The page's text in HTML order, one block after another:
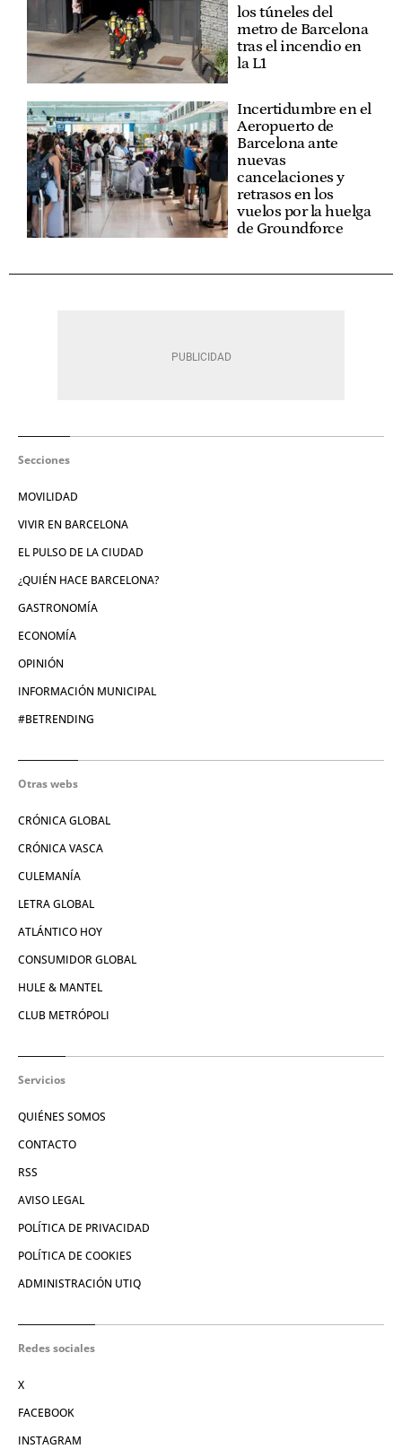
los túneles del
metro de Barcelona
tras el incendio en
la L1
Incertidumbre en el
Aeropuerto de
Barcelona ante
nuevas
cancelaciones y
retrasos en los
vuelos por la huelga
de Groundforce
Secciones
MOVILIDAD
VIVIR EN BARCELONA
EL PULSO DE LA CIUDAD
¿QUIÉN HACE BARCELONA?
GASTRONOMÍA
ECONOMÍA
OPINIÓN
INFORMACIÓN MUNICIPAL
#BETRENDING
Otras webs
CRÓNICA GLOBAL
CRÓNICA VASCA
CULEMANÍA
LETRA GLOBAL
ATLÁNTICO HOY
CONSUMIDOR GLOBAL
HULE & MANTEL
CLUB METRÓPOLI
Servicios
QUIÉNES SOMOS
CONTACTO
RSS
AVISO LEGAL
POLÍTICA DE PRIVACIDAD
POLÍTICA DE COOKIES
ADMINISTRACIÓN UTIQ
Redes sociales
X
FACEBOOK
INSTAGRAM